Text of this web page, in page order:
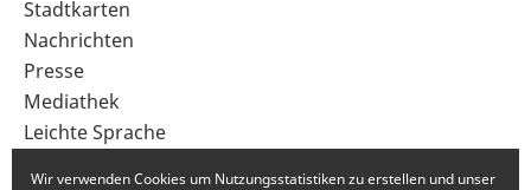
Fußbereich
Stadtkarten
Nachrichten
Presse
Mediathek
Leichte Sprache
Wir verwenden Cookies um Nutzungsstatistiken zu erstellen und unser